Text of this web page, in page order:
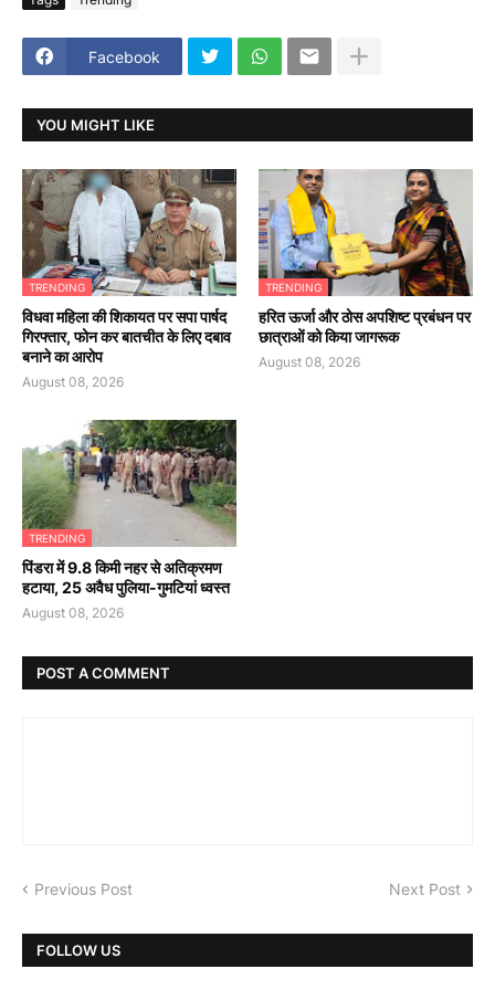
Facebook
YOU MIGHT LIKE
TRENDING
विधवा महिला की शिकायत पर सपा पार्षद
गिरफ्तार, फोन कर बातचीत के लिए दबाव
बनाने का आरोप
August 08, 2026
TRENDING
हरित ऊर्जा और ठोस अपशिष्ट प्रबंधन पर
छात्राओं को किया जागरूक
August 08, 2026
TRENDING
पिंडरा में 9.8 किमी नहर से अतिक्रमण
हटाया, 25 अवैध पुलिया-गुमटियां ध्वस्त
August 08, 2026
POST A COMMENT
Previous Post Next Post
FOLLOW US